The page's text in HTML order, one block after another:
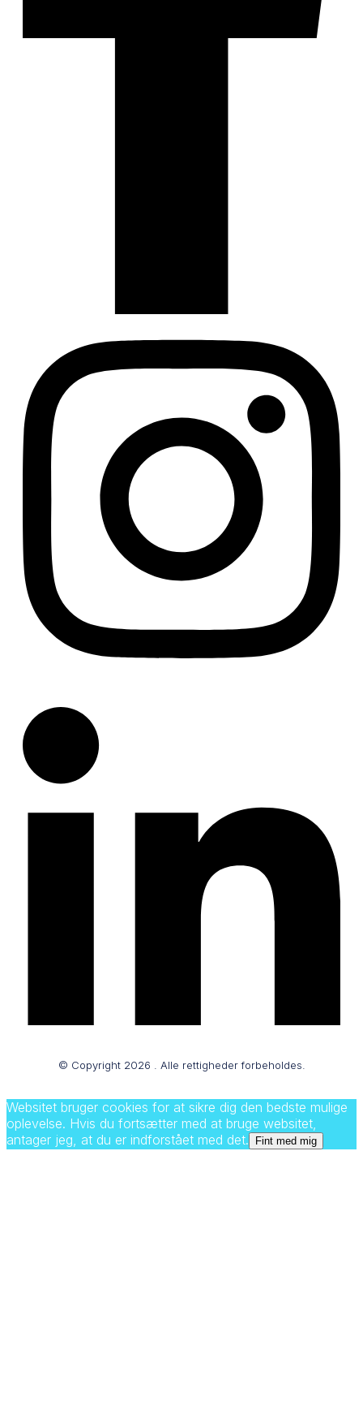
© Copyright 2026 . Alle rettigheder forbeholdes.
Websitet bruger cookies for at sikre dig den bedste mulige
oplevelse. Hvis du fortsætter med at bruge websitet,
antager jeg, at du er indforstået med det.
Fint med mig